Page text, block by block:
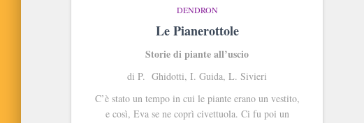
DENDRON
Le Pianerottole
Storie di piante all’uscio
di P. Ghidotti, I. Guida, L. Sivieri
C’è stato un tempo in cui le piante erano un vestito,
e così, Eva se ne coprì civettuola. Ci fu poi un